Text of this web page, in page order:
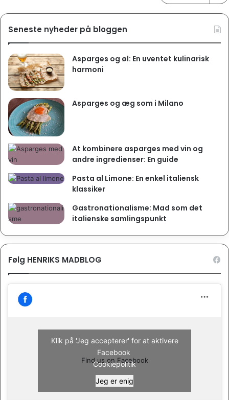
Seneste nyheder på bloggen
Asparges og øl: En uventet kulinarisk
harmoni
Asparges og æg som i Milano
At kombinere asparges med vin og
andre ingredienser: En guide
Pasta al Limone: En enkel italiensk
klassiker
Gastronationalisme: Mad som det
italienske samlingspunkt
Følg HENRIKS MADBLOG
Find us on Facebook
Klik på 'Jeg accepterer' for at aktivere
Facebook
Cookiepolitik
Jeg er enig